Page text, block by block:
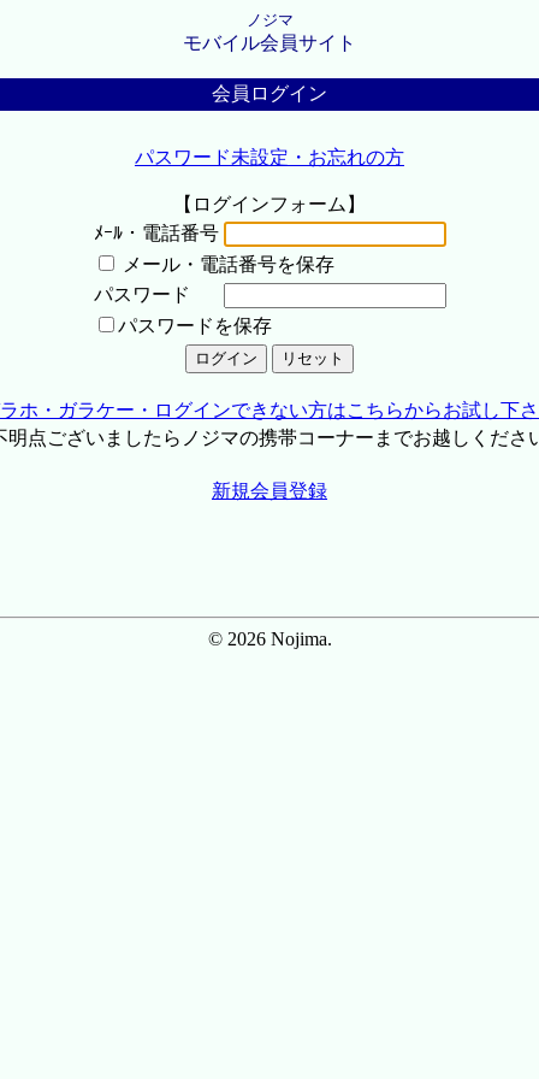
ノジマ
モバイル会員サイト
会員ログイン
パスワード未設定・お忘れの方
【ログインフォーム】
ﾒｰﾙ・電話番号
メール・電話番号を保存
パスワード
パスワードを保存
ホ・ガラケー・ログインできない方はこちらからお試し下
点ございましたらノジマの携帯コーナーまでお越しくださ
新規会員登録
© 2026 Nojima.